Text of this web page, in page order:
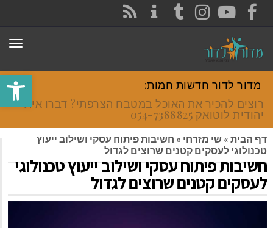
פתח
FACEBOOK
YOUTUBE
INSTAGRAM
TUMBLR
מדור לדור חדשות חמות:
רוצים להכיר את האוכל במטבח הצרפתי? דברו איתי
יהודית לוטואק 054-7388825.
דף הבית » שי מזרחי » חשיבות פיתוח עסקי ושילוב ייעוץ
טכנולוגי לעסקים קטנים שרוצים לגדול
חשיבות פיתוח עסקי ושילוב ייעוץ טכנולוגי
לעסקים קטנים שרוצים לגדול